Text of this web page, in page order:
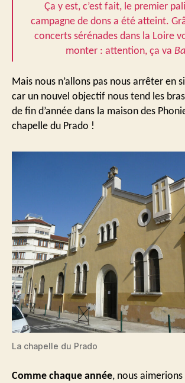
Ça y est, c’est fait, le premier
campagne de dons a été atteint.
concerts sérénades dans la Loire
monter : attention, ça va
Mais nous n’allons pas nous arrêter en
car un nouvel objectif nous tend les
de fin d’année dans la maison des
chapelle du Prado !
La chapelle du Prado
Comme chaque année, nous